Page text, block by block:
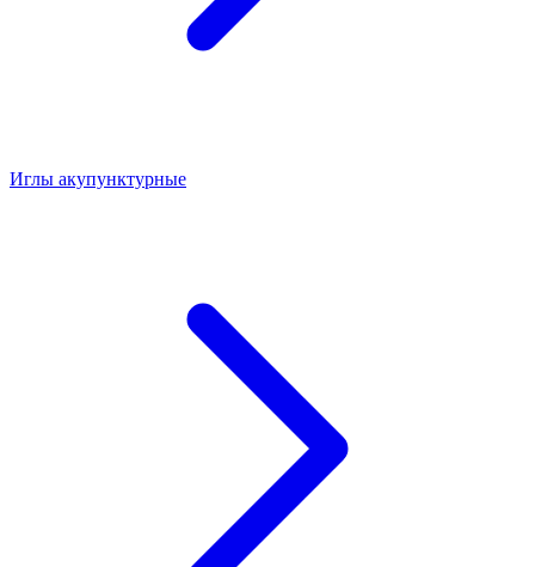
Иглы акупунктурные